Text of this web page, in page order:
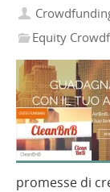
Equity
promesse di